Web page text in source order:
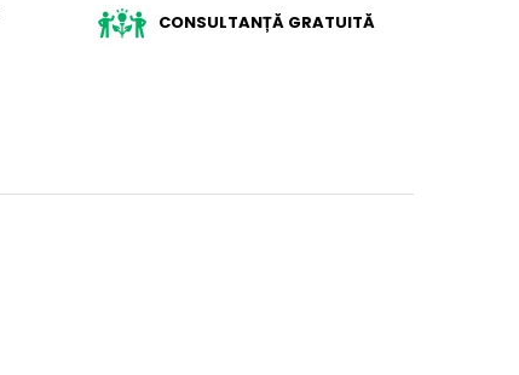
CONSULTANȚĂ GRATUITĂ